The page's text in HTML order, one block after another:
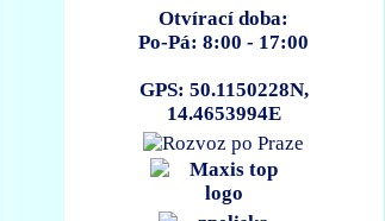
Otvírací doba:
Po-Pá: 8:00 - 17:00
GPS: 50.1150228N,
14.4653994E